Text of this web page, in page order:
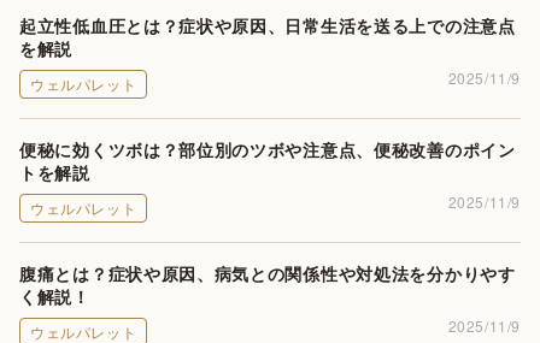
起立性低血圧とは？症状や原因、日常生活を送る上での注意点
を解説
ウェルパレット 2025/11/9
便秘に効くツボは？部位別のツボや注意点、便秘改善のポイン
トを解説
ウェルパレット 2025/11/9
腹痛とは？症状や原因、病気との関係性や対処法を分かりやす
く解説！
ウェルパレット 2025/11/9